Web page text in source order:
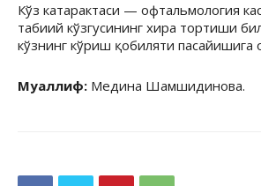
Кўз катарактаси — офтальмология
табиий кўзгусининг хира тортиши
кўзнинг кўриш қобиляти пасайишига
Муаллиф: Медина Шамшидинова.